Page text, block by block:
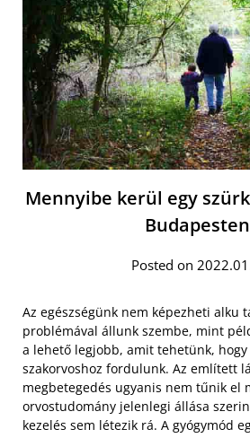
Mennyibe kerül egy
Posted on
Az egészségünk nem képezheti alku
problémával állunk szembe, mint
a lehető legjobb, amit tehetünk, hogy
szakorvoshoz fordulunk. Az említett
megbetegedés ugyanis nem tűnik el
orvostudomány jelenlegi állása
kezelés sem létezik rá. A gyógymód